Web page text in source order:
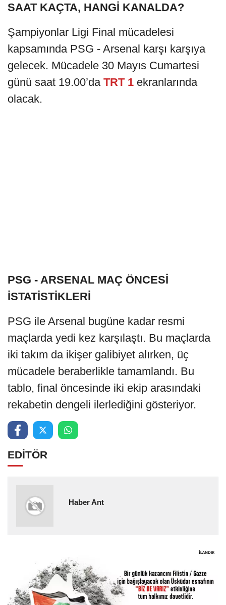
SAAT KAÇTA, HANGİ KANALDA?
Şampiyonlar Ligi Final mücadelesi
kapsamında PSG - Arsenal karşı karşıya
gelecek. Mücadele 30 Mayıs Cumartesi
günü saat 19.00’da TRT 1 ekranlarında
olacak.
PSG - ARSENAL MAÇ ÖNCESİ
İSTATİSTİKLERİ
PSG ile Arsenal bugüne kadar resmi
maçlarda yedi kez karşılaştı. Bu maçlarda
iki takım da ikişer galibiyet alırken, üç
mücadele beraberlikle tamamlandı. Bu
tablo, final öncesinde iki ekip arasındaki
rekabetin dengeli ilerlediğini gösteriyor.
EDİTÖR
Haber Ant